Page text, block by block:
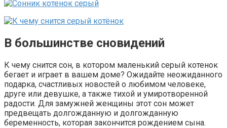
В большинстве сновидений
К чему снится сон, в котором маленький серый котенок
бегает и играет в вашем доме? Ожидайте неожиданного
подарка, счастливых новостей о любимом человеке,
друге или девушке, а также тихой и умиротворенной
радости. Для замужней женщины этот сон может
предвещать долгожданную и долгожданную
беременность, которая закончится рождением сына.